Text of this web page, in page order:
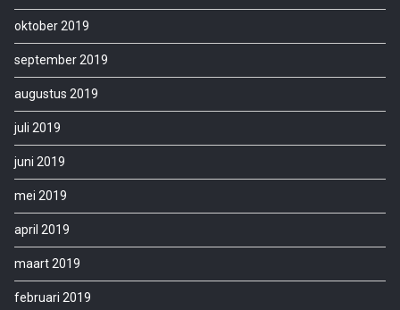
oktober 2019
september 2019
augustus 2019
juli 2019
juni 2019
mei 2019
april 2019
maart 2019
februari 2019